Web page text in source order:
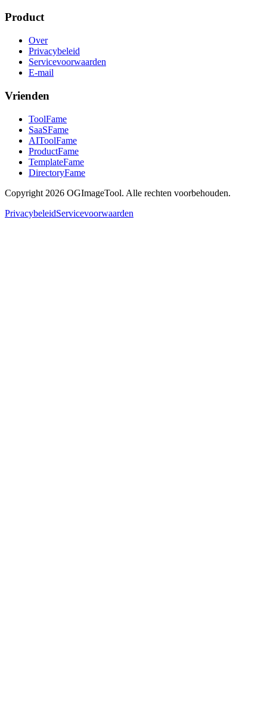
Product
Over
Privacybeleid
Servicevoorwaarden
E-mail
Vrienden
ToolFame
SaaSFame
AIToolFame
ProductFame
TemplateFame
DirectoryFame
Copyright 2026 OGImageTool. Alle rechten voorbehouden.
PrivacybeleidServicevoorwaarden